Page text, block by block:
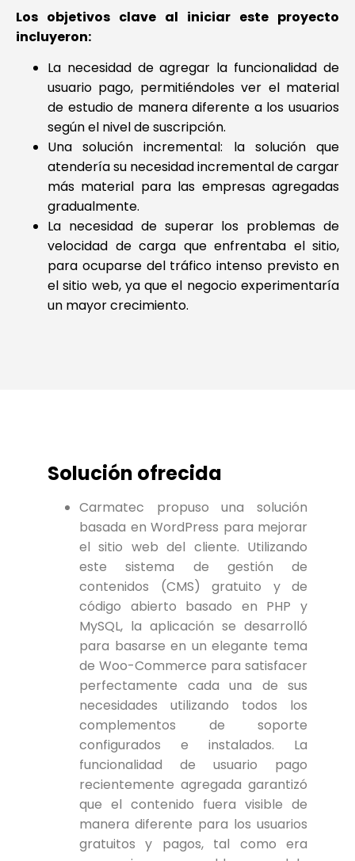
Los objetivos clave al iniciar este proyecto
incluyeron:
La necesidad de agregar la funcionalidad de
usuario pago, permitiéndoles ver el material
de estudio de manera diferente a los usuarios
según el nivel de suscripción.
Una solución incremental: la solución que
atendería su necesidad incremental de cargar
más material para las empresas agregadas
gradualmente.
La necesidad de superar los problemas de
velocidad de carga que enfrentaba el sitio,
para ocuparse del tráfico intenso previsto en
el sitio web, ya que el negocio experimentaría
un mayor crecimiento.
Solución ofrecida
Carmatec propuso una solución
basada en WordPress para mejorar
el sitio web del cliente. Utilizando
este sistema de gestión de
contenidos (CMS) gratuito y de
código abierto basado en PHP y
MySQL, la aplicación se desarrolló
para basarse en un elegante tema
de Woo-Commerce para satisfacer
perfectamente cada una de sus
necesidades utilizando todos los
complementos de soporte
configurados e instalados. La
funcionalidad de usuario pago
recientemente agregada garantizó
que el contenido fuera visible de
manera diferente para los usuarios
gratuitos y pagos, tal como era